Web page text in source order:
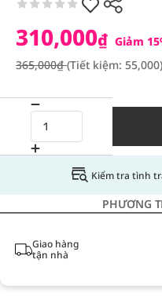
310,000₫ Giảm
365,000₫(Tiết kiệm: 55,000)
Kiểm tra tình
PHƯƠNG
Giao hàng
tận nhà